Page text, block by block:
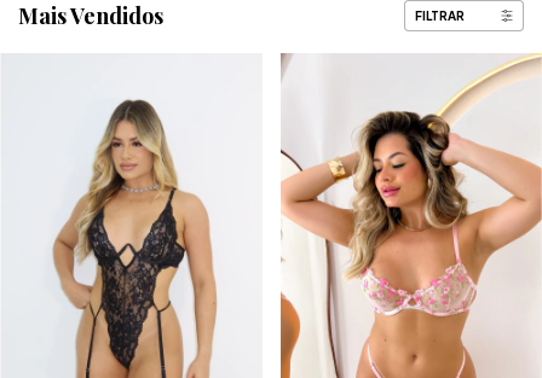
Mais Vendidos FILTRAR